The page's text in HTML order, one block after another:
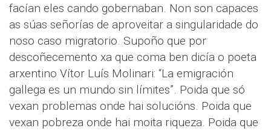
facían eles cando gobernaban. Non son capaces
as súas señorías de aproveitar a singularidade do
noso caso migratorio. Supoño que por
descoñecemento xa que coma ben dicía o poeta
arxentino Vítor Luís Molinari: “La emigración
gallega es un mundo sin límites”. Poida que só
vexan problemas onde hai solucións. Poida que
vexan pobreza onde hai moita riqueza. Poida que